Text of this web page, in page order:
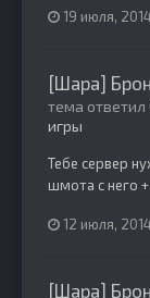
19 июля, 2014
[Шара]
тема ответил
игры
Тебе сервер
шмота с него +
12 июля, 2014
[Шара]